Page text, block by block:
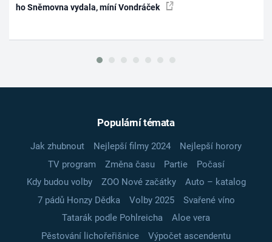
ho Sněmovna vydala, míní Vondráček
Populární témata
Jak zhubnout Nejlepší filmy 2024
Nejlepší horory
TV program
Změna času Partie
Počasí
Kdy budou volby
ZOO Nové začátky
Auto – katalog
7 pádů Honzy Dědka
Volby 2025
Svařené víno
Tatarák podle Pohlreicha
Aloe vera
Pěstování lichořeřišnice
Výpočet ascendentu